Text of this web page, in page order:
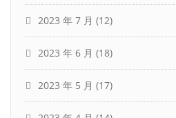
2023 年 7 月 (12)
2023 年 6 月 (18)
2023 年 5 月 (17)